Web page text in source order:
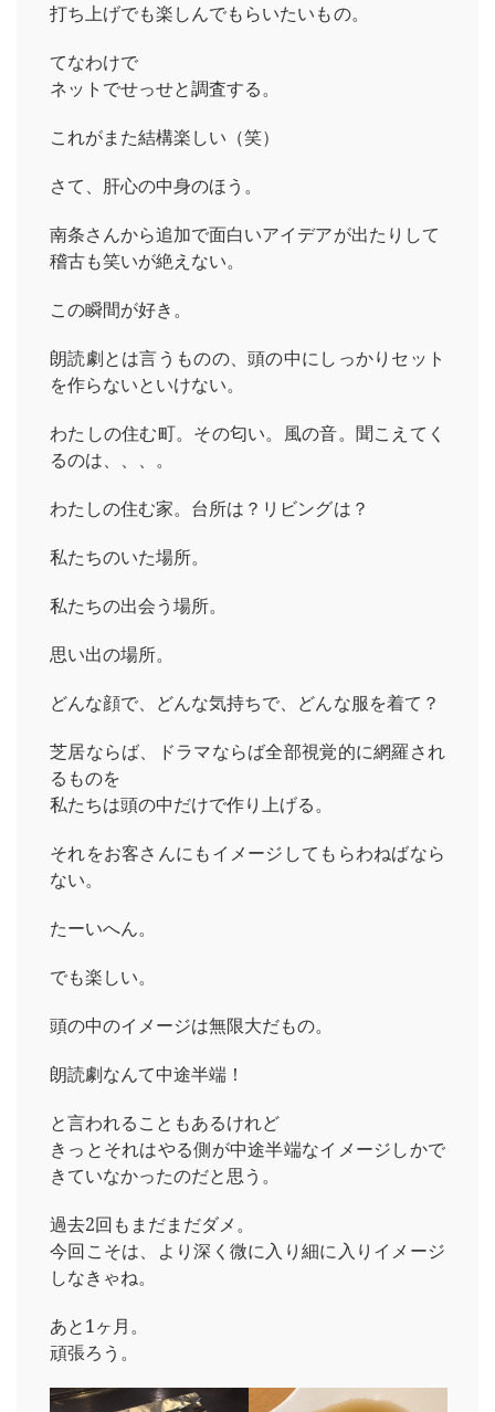
打ち上げでも楽しんでもらいたいもの。
てなわけで
ネットでせっせと調査する。
これがまた結構楽しい（笑）
さて、肝心の中身のほう。
南条さんから追加で面白いアイデアが出たりして
稽古も笑いが絶えない。
この瞬間が好き。
朗読劇とは言うものの、頭の中にしっかりセット
を作らないといけない。
わたしの住む町。その匂い。風の音。聞こえてく
るのは、、、。
わたしの住む家。台所は？リビングは？
私たちのいた場所。
私たちの出会う場所。
思い出の場所。
どんな顔で、どんな気持ちで、どんな服を着て？
芝居ならば、ドラマならば全部視覚的に網羅され
るものを
私たちは頭の中だけで作り上げる。
それをお客さんにもイメージしてもらわねばなら
ない。
たーいへん。
でも楽しい。
頭の中のイメージは無限大だもの。
朗読劇なんて中途半端！
と言われることもあるけれど
きっとそれはやる側が中途半端なイメージしかで
きていなかったのだと思う。
過去2回もまだまだダメ。
今回こそは、より深く微に入り細に入りイメージ
しなきゃね。
あと1ヶ月。
頑張ろう。